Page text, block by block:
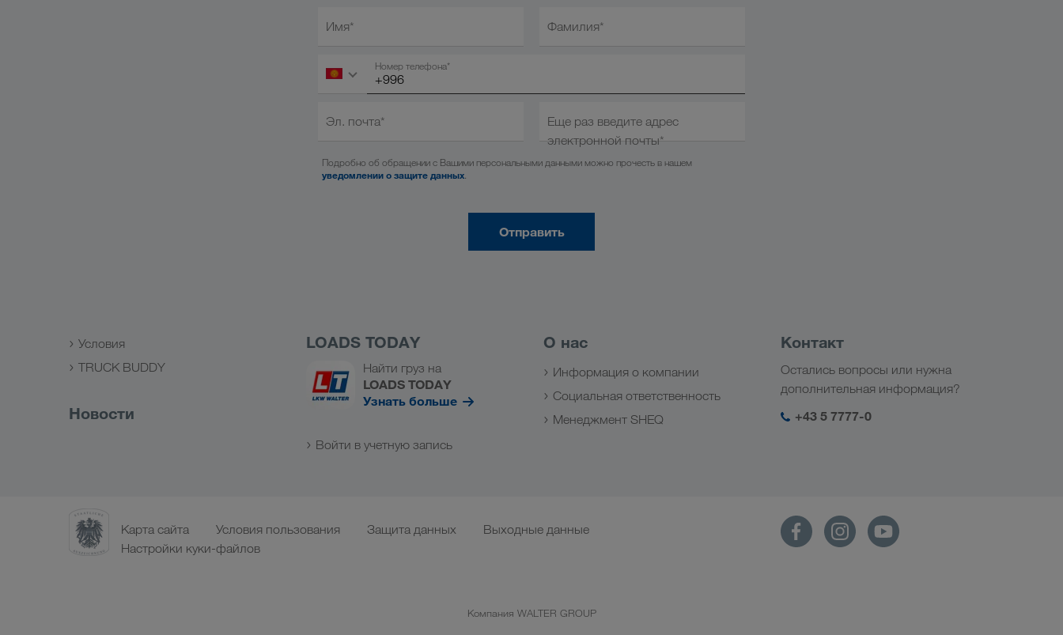
Имя* Фамилия*
Номер телефона*
Эл. почта*
Еще раз введите адрес
электронной почты*
Подробно об обращении с Вашими персональными данными можно прочесть в нашем
уведомлении о защите данных
Отправить
Условия
TRUCK BUDDY
Новости
LOADS TODAY
Найти груз на
LOADS TODAY
Узнать больше
Войти в учетную запись
О нас
Информация о компании
Социальная ответственность
Менеджмент SHEQ
Контакт
Остались вопросы или нужна
дополнительная информация?
+43 5 7777-0
Карта сайта Условия пользования Защита данных
Выходные данные
Настройки куки-файлов
Компания WALTER GROUP